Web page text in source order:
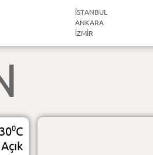
İSTANBUL
ANKARA
İZMIR
Açık